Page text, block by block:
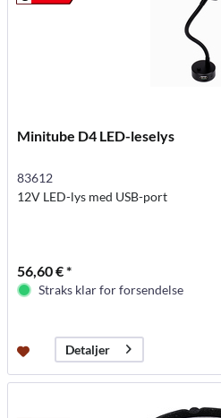
Minitube D4 LED-leselys
83612
12V LED-lys med USB-port
56,60 € *
Straks klar for forsendelse
Detaljer